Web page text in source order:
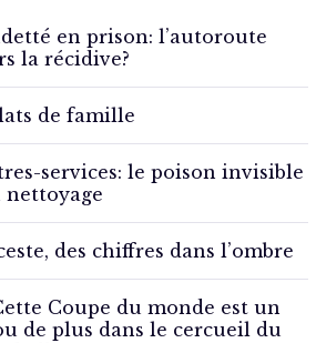
en prison: l’autoroute
la récidive?
de famille
services: le poison invisible
nettoyage
des chiffres dans l’ombre
Coupe du monde est un
de plus dans le cercueil du